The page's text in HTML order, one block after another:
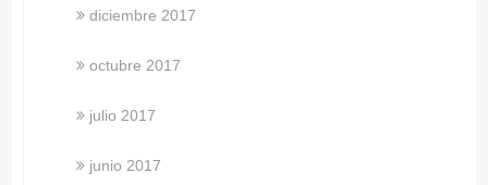
diciembre 2017
octubre 2017
julio 2017
junio 2017